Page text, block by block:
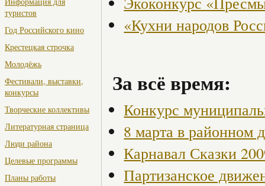
туристов
Год Российского кино
Крестецкая строчка
Молодёжь
Фестивали, выставки,
конкурсы
Творческие коллективы
Литературная страница
Люди района
Целевые программы
Планы работы
«Кухни народов
За всё время:
Конкурс
8 марта в районном
Карнавал Сказки
Партизанское